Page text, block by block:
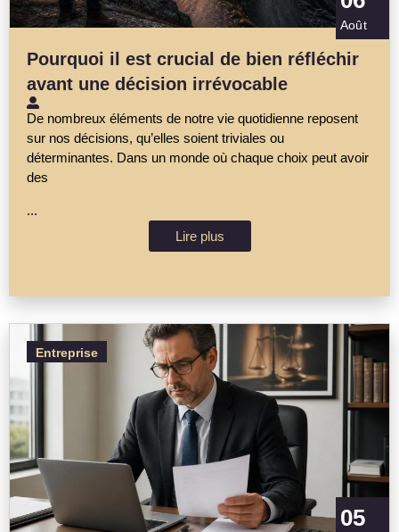
Août
Pourquoi il est crucial de bien réfléchir
avant une décision irrévocable
De nombreux éléments de notre vie quotidienne reposent
sur nos décisions, qu’elles soient triviales ou
déterminantes. Dans un monde où chaque choix peut avoir
des
...
Lire plus
Entreprise
05